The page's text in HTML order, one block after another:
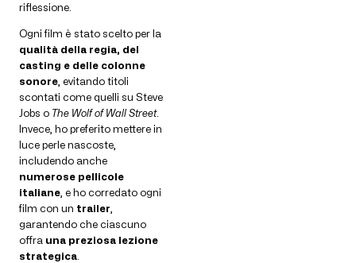
riflessione.
Ogni film è stato scelto per la
qualità della regia, del
casting e delle colonne
sonore , evitando titoli
scontati come quelli su Steve
Jobs o The Wolf of Wall Street.
Invece, ho preferito mettere in
luce perle nascoste,
includendo anche
numerose pellicole
italiane , e ho corredato ogni
film con un trailer
garantendo che ciascuno
offra una preziosa lezione
strategica